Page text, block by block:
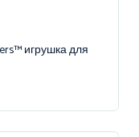
игрушка для